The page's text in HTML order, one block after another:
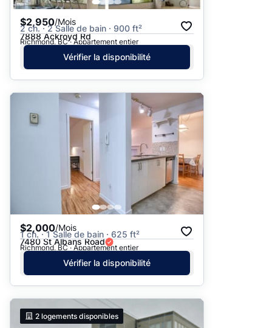
$2,950/Mois
2 ch. · 2 Salle de bain · 900 ft²
7888 Ackroyd Rd
Richmond, BC · Appartement entier
Vérifier la disponibilité
$2,000/Mois
1 ch. · 1 Salle de bain · 625 ft²
7480 St Albans Road
Richmond, BC · Appartement entier
Vérifier la disponibilité
2 logements disponibles